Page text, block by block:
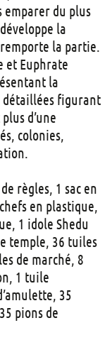
emparer du plus
la
la partie.
et Euphrate
la
détaillées figurant
d’une
colonies,
règles, 1 sac en
en plastique,
1 idole Shedu
temple, 36 tuiles
de marché, 8
1 tuile
35
pions de